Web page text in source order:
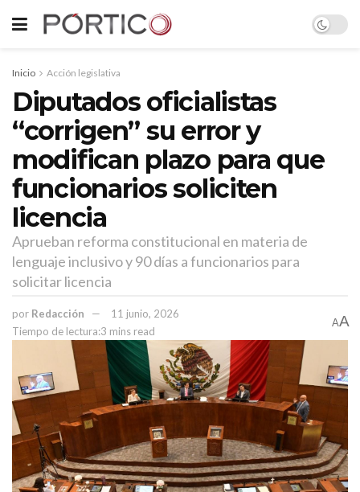
Inicio Acción legislativa
Diputados oficialistas
“corrigen” su error y
modifican plazo para que
funcionarios soliciten
licencia
Aprueban reforma constitucional en materia de
lenguaje inclusivo y 90 días a funcionarios para
solicitar licencia
por Redacción
11 junio, 2026
Tiempo de lectura:3 mins read
AA